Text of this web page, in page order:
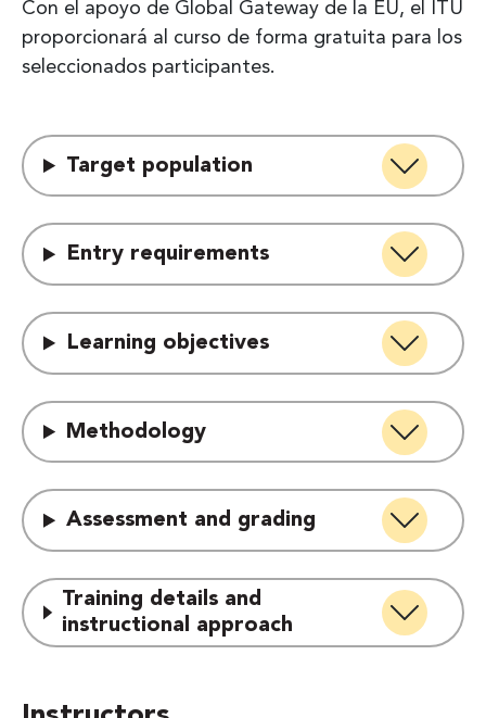
Con el apoyo de Global Gateway de la EU, el ITU
proporcionará al curso de forma gratuita para los
seleccionados participantes.
Target population
Entry requirements
Learning objectives
Methodology
Assessment and grading
Training details and
instructional approach